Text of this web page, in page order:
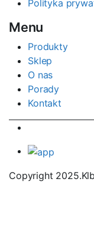
Polityka
Menu
Produkty
Sklep
O nas
Porady
Kontakt
Copyright